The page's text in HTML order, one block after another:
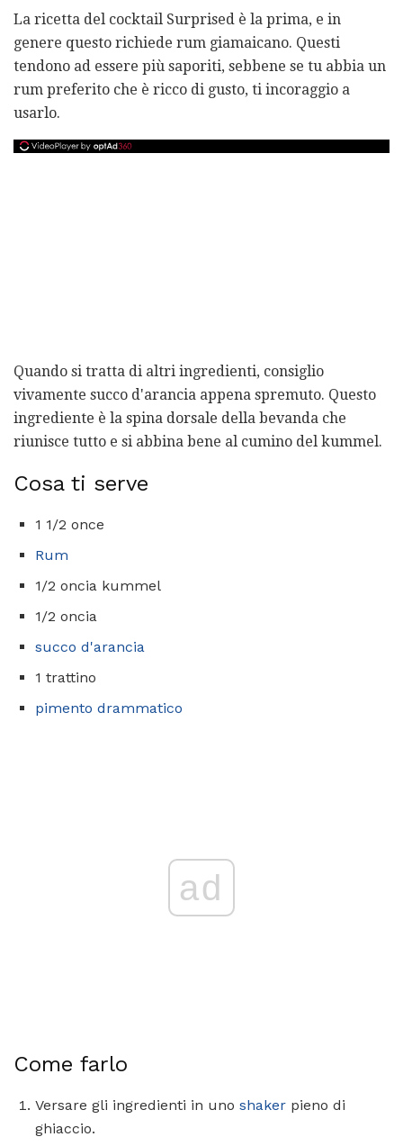
La ricetta del cocktail Surprised è la prima, e in
genere questo richiede rum giamaicano. Questi
tendono ad essere più saporiti, sebbene se tu abbia un
rum preferito che è ricco di gusto, ti incoraggio a
usarlo.
Quando si tratta di altri ingredienti, consiglio
vivamente succo d'arancia appena spremuto. Questo
ingrediente è la spina dorsale della bevanda che
riunisce tutto e si abbina bene al cumino del kummel.
Cosa ti serve
1 1/2 once
Rum
1/2 oncia kummel
1/2 oncia
succo d'arancia
1 trattino
pimento drammatico
ad
Come farlo
Versare gli ingredienti in uno shaker pieno di
ghiaccio.